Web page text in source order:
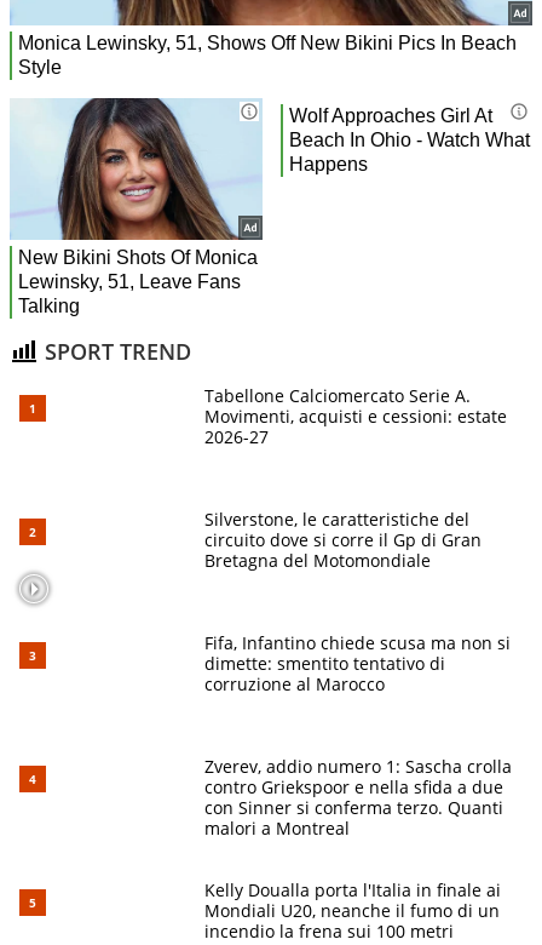
SPORT TREND
Tabellone Calciomercato Serie A.
Movimenti, acquisti e cessioni: estate
2026-27
Silverstone, le caratteristiche del
circuito dove si corre il Gp di Gran
Bretagna del Motomondiale
Fifa, Infantino chiede scusa ma non si
dimette: smentito tentativo di
corruzione al Marocco
Zverev, addio numero 1: Sascha crolla
contro Griekspoor e nella sfida a due
con Sinner si conferma terzo. Quanti
malori a Montreal
Kelly Doualla porta l'Italia in finale ai
Mondiali U20, neanche il fumo di un
incendio la frena sui 100 metri